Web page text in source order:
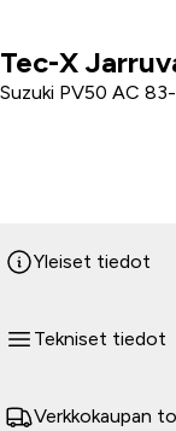
Tuoteinfo
Tec-X
Suzuki PV50 AC
Yleiset tiedot
Tekniset tiedot
Verkkokaupan